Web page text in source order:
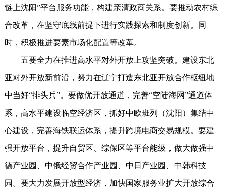
链上沈阳”平台服务功能，构建亲清政商关系。要推动农村综
合改革，在坚守底线前提下进行实践探索和制度创新。同
时，积极推进要素市场化配置等改革。
五要全力在推进高水平对外开放上攻坚突破。建设东北
亚对外开放新前沿，努力在辽宁打造东北亚开放合作枢纽地
中当好“排头兵”。要做优开放通道，完善“空陆海网”通道体
系，高水平建设临空经济区，抓好中欧班列（沈阳）集结中
心建设，完善海铁联运体系，提升跨境电商交易规模。要建
强开放平台，提升自贸区、综保区等平台能级，做大做强中
德产业园、中俄经贸合作产业园、中日产业园、中韩科技
园。要大力发展开放型经济，加快国家服务业扩大开放综合